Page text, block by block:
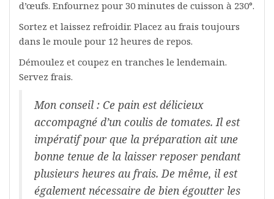
d’œufs. Enfournez pour 30 minutes de cuisson à 230°.
Sortez et laissez refroidir. Placez au frais toujours
dans le moule pour 12 heures de repos.
Démoulez et coupez en tranches le lendemain.
Servez frais.
Mon conseil : Ce pain est délicieux
accompagné d’un coulis de tomates. Il est
impératif pour que la préparation ait une
bonne tenue de la laisser reposer pendant
plusieurs heures au frais. De même, il est
également nécessaire de bien égoutter les